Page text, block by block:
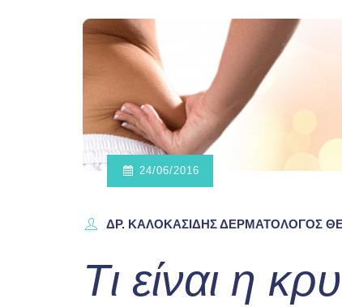
24/06/2016
ΔΡ. ΚΑΛΟΚΑΣΊΔΗΣ ΔΕΡΜΑΤΟΛΌΓΟΣ
Τι είναι η